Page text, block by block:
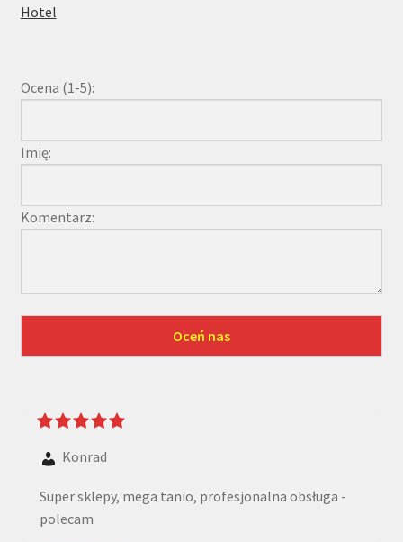
Hotel
Ocena (1-5):
Imię:
Komentarz:
Konrad
Super sklepy, mega tanio, profesjonalna obsługa -
polecam